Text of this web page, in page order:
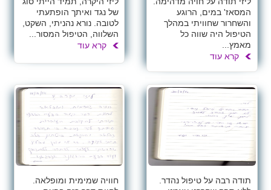
המסאז' במים, הרוגע
והשחרור שחוויתי במהלך
הטיפול היה שווה כל
מאמץ...
קרא עוד
של נגד ואיתך הופתעתי
לטובה. נורא נהניתי, השקט,
השלווה, הטיפול המסור...
קרא עוד
תודה רבה על טיפול נהדר.
חוויה שמימית ומופלאה.